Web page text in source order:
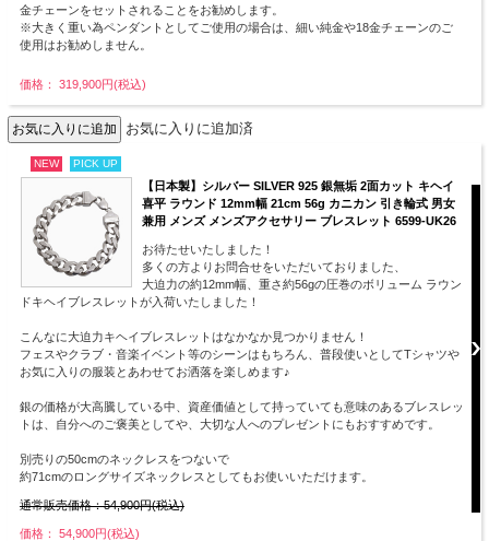
金チェーンをセットされることをお勧めします。
※大きく重い為ペンダントとしてご使用の場合は、細い純金や18金チェーンのご
使用はお勧めしません。
価格： 319,900円(税込)
お気に入りに追加済
NEW PICK UP
【日本製】シルバー SILVER 925 銀無垢 2面カット キヘイ
喜平 ラウンド 12mm幅 21cm 56g カニカン 引き輪式 男女
兼用 メンズ メンズアクセサリー ブレスレット 6599-UK26
お待たせいたしました！
多くの方よりお問合せをいただいておりました、
大迫力の約12mm幅、重さ約56gの圧巻のボリューム ラウン
ドキヘイブレスレットが入荷いたしました！
こんなに大迫力キヘイブレスレットはなかなか見つかりません！
フェスやクラブ・音楽イベント等のシーンはもちろん、普段使いとしてTシャツや
お気に入りの服装とあわせてお洒落を楽しめます♪
銀の価格が大高騰している中、資産価値として持っていても意味のあるブレスレッ
トは、自分へのご褒美としてや、大切な人へのプレゼントにもおすすめです。
別売りの50cmのネックレスをつないで
約71cmのロングサイズネックレスとしてもお使いいただけます。
通常販売価格：54,900円(税込)
価格： 54,900円(税込)